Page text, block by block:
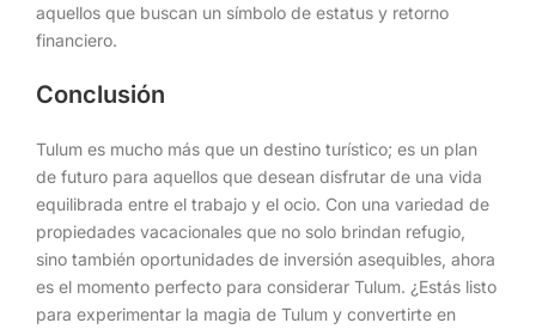
aquellos que buscan un símbolo de estatus y retorno
financiero.
Conclusión
Tulum es mucho más que un destino turístico; es un plan
de futuro para aquellos que desean disfrutar de una vida
equilibrada entre el trabajo y el ocio. Con una variedad de
propiedades vacacionales que no solo brindan refugio,
sino también oportunidades de inversión asequibles, ahora
es el momento perfecto para considerar Tulum. ¿Estás listo
para experimentar la magia de Tulum y convertirte en